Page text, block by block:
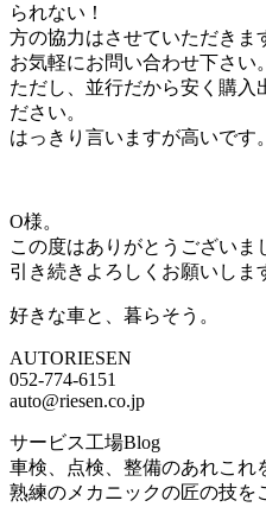
られない！
方の協力はさせていただきま
お気軽にお問い合わせ下さい。
ただし、並行だから安く購入
ださい。
はっきり言いますが高いです。
O様。
この度はありがとうございま
引き続きよろしくお願いしま
好きな車と、暮らそう。
AUTORIESEN
052-774-6151
auto@riesen.co.jp
サービス工場Blog
車検、点検、整備のあれこれ
熟練のメカニックの匠の技を